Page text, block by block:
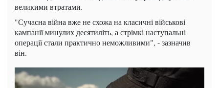
великими втратами.
"Сучасна війна вже не схожа на класичні військові
кампанії минулих десятиліть, а стрімкі наступальні
операції стали практично неможливими", - зазначив
він.